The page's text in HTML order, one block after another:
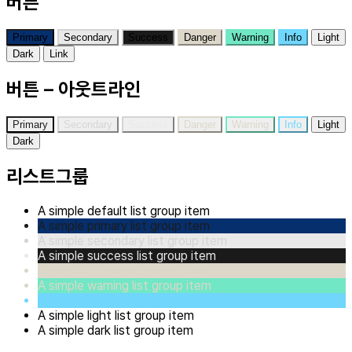
Primary Secondary Success Danger Warning Info
Light
Dark
Link
버튼 – 아웃트라인
Primary Secondary Danger Warning Info
Light
Dark
리스트그룹
A simple default list group item
A simple primary list group item
A simple success list group item
A simple warning list group item
A simple light list group item
A simple dark list group item